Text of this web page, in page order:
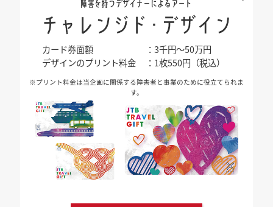
カード券面額
：3千円～50万円
デザインのプリント料金
：1枚550円（税込）
※プリント料金は当企画に関係する障害者と事業のために役立てられま
す。